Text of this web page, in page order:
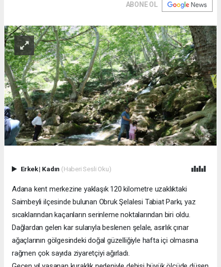
ABONE OL
Erkek| Kadın (Haberi Sesli Oku)
Adana kent merkezine yaklaşık 120 kilometre uzaklıktaki
Saimbeyli ilçesinde bulunan Obruk Şelalesi Tabiat Parkı, yaz
sıcaklarından kaçanların serinleme noktalarından biri oldu.
Dağlardan gelen kar sularıyla beslenen şelale, asırlık çınar
ağaçlarının gölgesindeki doğal güzelliğiyle hafta içi olmasına
rağmen çok sayıda ziyaretçiyi ağırladı.